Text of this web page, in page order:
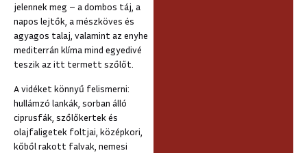
jelennek meg – a dombos táj, a
napos lejtők, a mészköves és
agyagos talaj, valamint az enyhe
mediterrán klíma mind egyedivé
teszik az itt termett szőlőt.
A vidéket könnyű felismerni:
hullámzó lankák, sorban álló
ciprusfák, szőlőkertek és
olajfaligetek foltjai, középkori,
kőből rakott falvak, nemesi